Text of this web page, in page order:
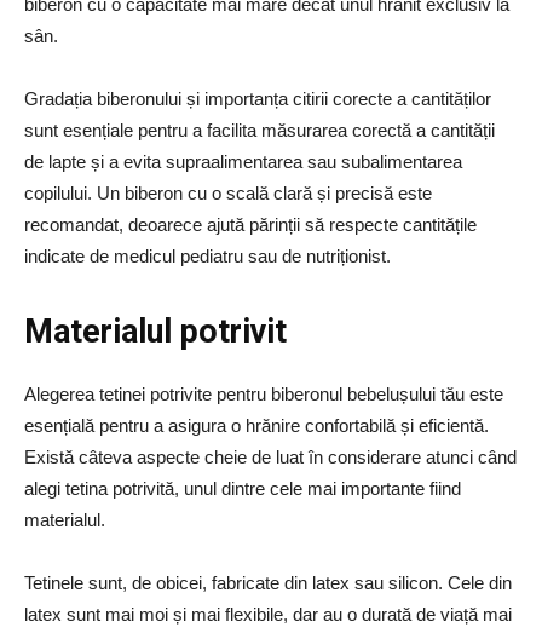
biberon cu o capacitate mai mare decât unul hrănit exclusiv la
sân.
Gradația biberonului și importanța citirii corecte a cantităților
sunt esențiale pentru a facilita măsurarea corectă a cantității
de lapte și a evita supraalimentarea sau subalimentarea
copilului. Un biberon cu o scală clară și precisă este
recomandat, deoarece ajută părinții să respecte cantitățile
indicate de medicul pediatru sau de nutriționist.
Materialul potrivit
Alegerea tetinei potrivite pentru biberonul bebelușului tău este
esențială pentru a asigura o hrănire confortabilă și eficientă.
Există câteva aspecte cheie de luat în considerare atunci când
alegi tetina potrivită, unul dintre cele mai importante fiind
materialul.
Tetinele sunt, de obicei, fabricate din latex sau silicon. Cele din
latex sunt mai moi și mai flexibile, dar au o durată de viață mai